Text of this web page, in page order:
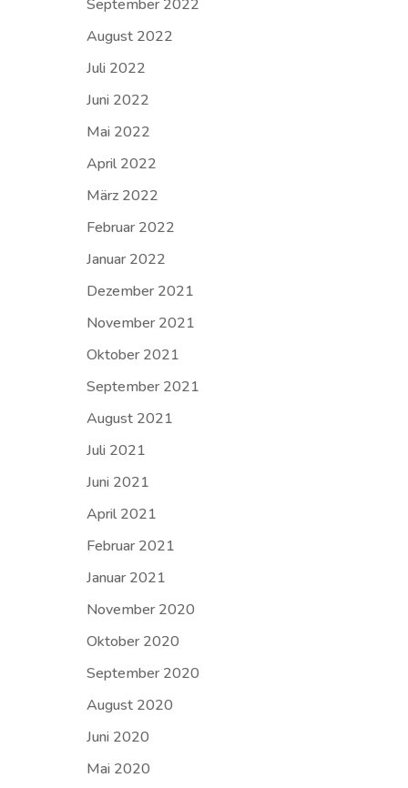
September 2022
August 2022
Juli 2022
Juni 2022
Mai 2022
April 2022
März 2022
Februar 2022
Januar 2022
Dezember 2021
November 2021
Oktober 2021
September 2021
August 2021
Juli 2021
Juni 2021
April 2021
Februar 2021
Januar 2021
November 2020
Oktober 2020
September 2020
August 2020
Juni 2020
Mai 2020